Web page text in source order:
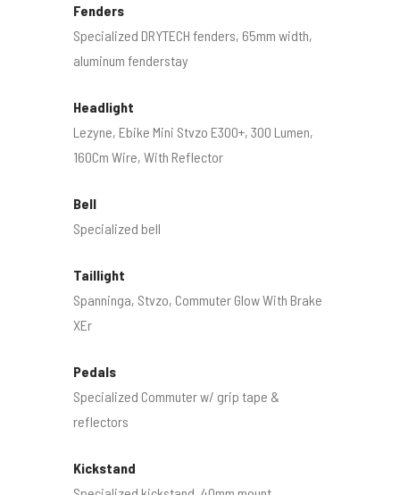
Fenders
Specialized DRYTECH fenders, 65mm width,
aluminum fenderstay
Headlight
Lezyne, Ebike Mini Stvzo E300+, 300 Lumen,
160Cm Wire, With Reflector
Bell
Specialized bell
Taillight
Spanninga, Stvzo, Commuter Glow With Brake
XEr
Pedals
Specialized Commuter w/ grip tape &
reflectors
Kickstand